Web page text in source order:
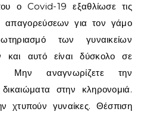
ο Covid-19 εξαθλίωσε τις
απαγορεύσεων για τον γάμο
των γυναικείων
και αυτό είναι δύσκολο σε
Μην αναγνωρίζετε την
στην κληρονομιά.
χτυπούν γυναίκες. Θέσπιση